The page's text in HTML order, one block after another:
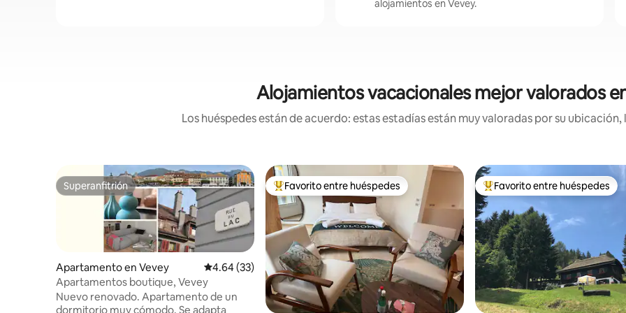
alojamientos en Vevey.
Alojamientos vacacionales mejor valorados
Los huéspedes están de acuerdo: estas estadías están muy valoradas por su
Superanfitrión
Superanfitrión
Apartamento en Vevey Calificación promedio: 4.64 de 5, 33 reseñas
4.64 (33)
Apartamentos boutique, Vevey
Nuevo renovado. Apartamento de un
dormitorio muy cómodo. Se adapta
Favorito entre huéspedes preferido
Favorito entre huéspedes Favorito entre huéspedes
Favorito entre huéspedes